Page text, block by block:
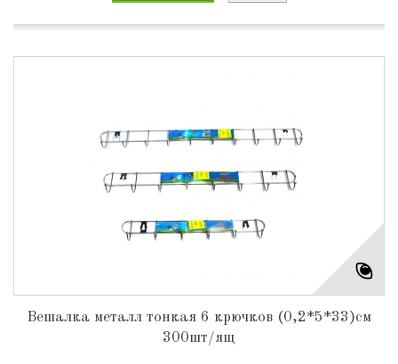
Вешалка металл тонкая 6 крючков (0,2*5*33)см
300шт/ящ